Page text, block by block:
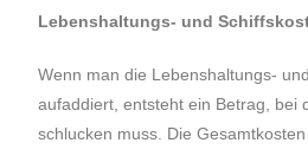
Lebenshaltungs- und
Wenn man die Lebenshaltungs-
aufaddiert, entsteht ein Betrag, bei
schlucken muss. Die